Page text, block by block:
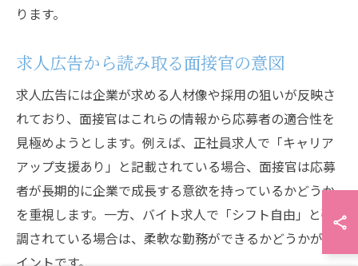
ります。
求人広告から読み取る面接官の意図
求人広告には企業が求める人材像や採用の狙いが反映さ
れており、面接官はこれらの情報から応募者の適合性を
見極めようとします。例えば、正社員求人で「キャリア
アップ支援あり」と記載されている場合、面接官は応募
者が長期的に企業で成長する意欲を持っているかどうか
を重視します。一方、バイト求人で「シフト自由」と強
調されている場合は、柔軟な勤務ができるかどうかがポ
イントです。